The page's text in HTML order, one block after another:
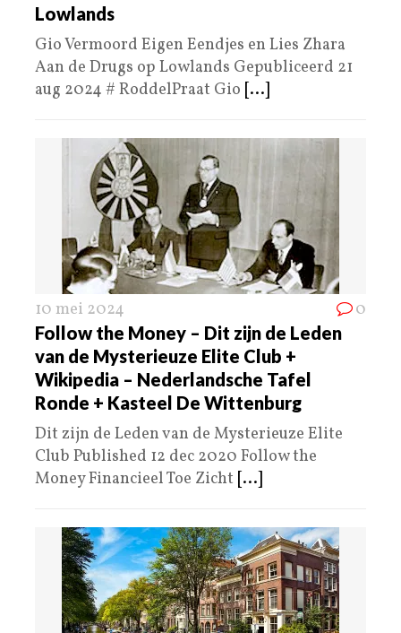
Lowlands
Gio Vermoord Eigen Eendjes en Lies Zhara
Aan de Drugs op Lowlands Gepubliceerd 21
aug 2024 # RoddelPraat Gio [...]
10 mei 2024 0
Follow the Money – Dit zijn de Leden
van de Mysterieuze Elite Club +
Wikipedia – Nederlandsche Tafel
Ronde + Kasteel De Wittenburg
Dit zijn de Leden van de Mysterieuze Elite
Club Published 12 dec 2020 Follow the
Money Financieel Toe Zicht [...]